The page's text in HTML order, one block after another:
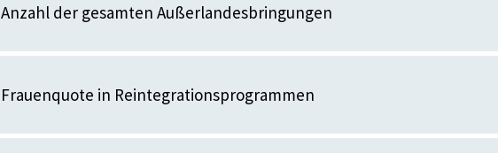
Anzahl der gesamten Außerlandesbringungen
Frauenquote in Reintegrationsprogrammen